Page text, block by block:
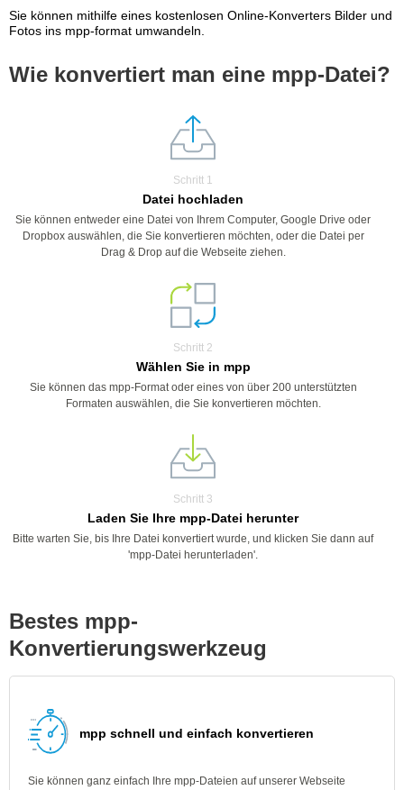
Sie können mithilfe eines kostenlosen Online-Konverters Bilder und
Fotos ins mpp-format umwandeln.
Wie konvertiert man eine mpp-Datei?
Schritt 1
Datei hochladen
Sie können entweder eine Datei von Ihrem Computer, Google Drive oder
Dropbox auswählen, die Sie konvertieren möchten, oder die Datei per
Drag & Drop auf die Webseite ziehen.
Schritt 2
Wählen Sie in mpp
Sie können das mpp-Format oder eines von über 200 unterstützten
Formaten auswählen, die Sie konvertieren möchten.
Schritt 3
Laden Sie Ihre mpp-Datei herunter
Bitte warten Sie, bis Ihre Datei konvertiert wurde, und klicken Sie dann auf
'mpp-Datei herunterladen'.
Bestes mpp-
Konvertierungswerkzeug
mpp schnell und einfach konvertieren
Sie können ganz einfach Ihre mpp-Dateien auf unserer Webseite